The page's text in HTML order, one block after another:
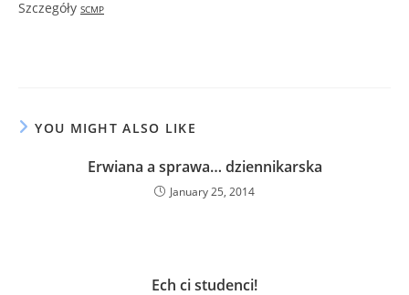
Szczegóły SCMP
YOU MIGHT ALSO LIKE
Erwiana a sprawa… dziennikarska
January 25, 2014
Ech ci studenci!